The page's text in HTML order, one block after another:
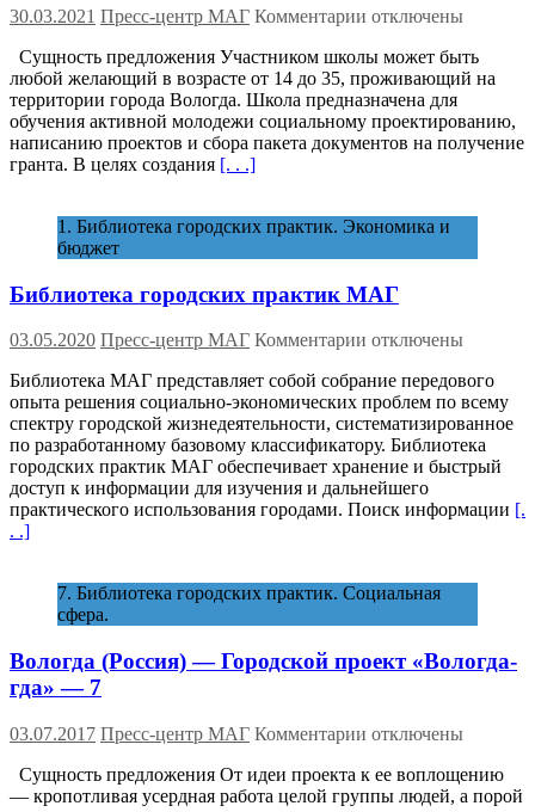
30.03.2021 Пресс-центр МАГ Комментарии к
Вологда
(Россия)
—
Городская
школа
поиски
—
отключены
Сущность предложения Участником школы может быть
любой желающий в возрасте от 14 до 35, проживающий на
территории города Вологда. Школа предназначена для
обучения активной молодежи социальному проектированию,
написанию проектов и сбора пакета документов на получение
гранта. В целях создания [. . .]
1. Библиотека городских практик. Экономика и
бюджет
Библиотека городских практик МАГ
03.05.2020 Пресс-центр МАГ Комментарии к
Библиотека
городских
практик
МАГ
отключены
Библиотека МАГ представляет собой собрание передового
опыта решения социально-экономических проблем по всему
спектру городской жизнедеятельности, систематизированное
по разработанному базовому классификатору. Библиотека
городских практик МАГ обеспечивает хранение и быстрый
доступ к информации для изучения и дальнейшего
практического использования городами. Поиск информации [.
. .]
7. Библиотека городских практик. Социальная
сфера.
Вологда (Россия) — Городской проект «Вологда-
гда» — 7
03.07.2017 Пресс-центр МАГ Комментарии к
Вологда
(Россия)
отключены
Сущность предложения От идеи проекта к ее воплощению
— кропотливая усердная работа целой группы людей, а порой